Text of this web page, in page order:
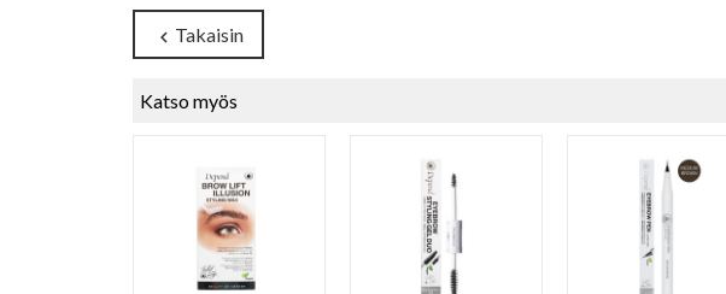
chevron_left Takaisin
Katso myös